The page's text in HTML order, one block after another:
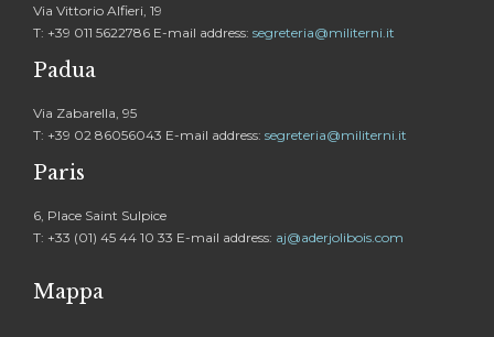
Via Vittorio Alfieri, 19
T: +39 011 5622786 E-mail address: segreteria@militerni.it
Padua
Via Zabarella, 95
T: +39 02 86056043 E-mail address: segreteria@militerni.it
Paris
6, Place Saint Sulpice
T: +33 (01) 45 44 10 33 E-mail address: aj@aderjolibois.com
Mappa